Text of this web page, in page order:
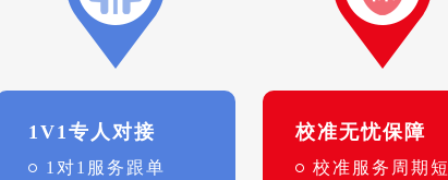
1V1专人对接
1对1服务跟单
校准无忧保障
校准服务周期短